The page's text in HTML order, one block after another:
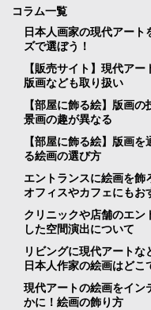
コラム一覧
日本人画家の現代アー
ズで選ぼう！
【販売サイト】現代ア
版画なども取り扱い
【部屋に飾る絵】版画
景画の趣が異なる
【部屋に飾る絵】版画
る絵画の選び方
エントランスに絵画を飾
オフィスやカフェにもお
クリニックや店舗のエン
した空間演出について
リビングに現代アートな
日本人作家の絵画はどこ
現代アートの絵画をイン
かに！絵画の飾り方